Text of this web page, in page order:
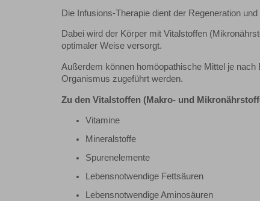
Die Infusions-Therapie dient der Regeneration
Dabei wird der Körper mit Vitalstoffen
optimaler Weise versorgt.
Außerdem können homöopathische Mittel je
Organismus zugeführt werden.
Zu den Vitalstoffen (Makro- und
Vitamine
Mineralstoffe
Spurenelemente
Lebensnotwendige Fettsäuren
Lebensnotwendige Aminosäuren